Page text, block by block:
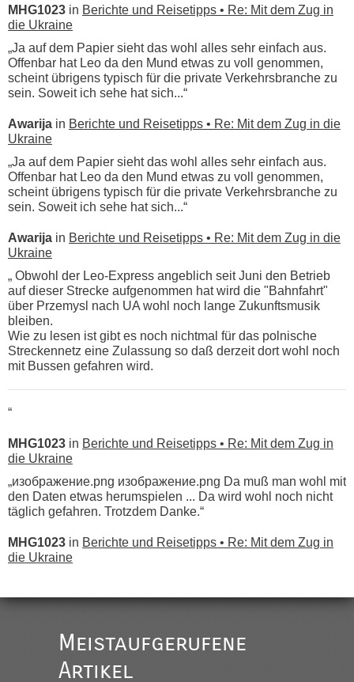
MHG1023 in Berichte und Reisetipps • Re: Mit dem Zug in
die Ukraine
„Ja auf dem Papier sieht das wohl alles sehr einfach aus.
Offenbar hat Leo da den Mund etwas zu voll genommen,
scheint übrigens typisch für die private Verkehrsbranche zu
sein. Soweit ich sehe hat sich...“
Awarija in Berichte und Reisetipps • Re: Mit dem Zug in die
Ukraine
„Ja auf dem Papier sieht das wohl alles sehr einfach aus.
Offenbar hat Leo da den Mund etwas zu voll genommen,
scheint übrigens typisch für die private Verkehrsbranche zu
sein. Soweit ich sehe hat sich...“
Awarija in Berichte und Reisetipps • Re: Mit dem Zug in die
Ukraine
„ Obwohl der Leo-Express angeblich seit Juni den Betrieb
auf dieser Strecke aufgenommen hat wird die "Bahnfahrt"
über Przemysl nach UA wohl noch lange Zukunftsmusik
bleiben.
Wie zu lesen ist gibt es noch nichtmal für das polnische
Streckennetz eine Zulassung so daß derzeit dort wohl noch
mit Bussen gefahren wird.
“
MHG1023 in Berichte und Reisetipps • Re: Mit dem Zug in
die Ukraine
„изображение.png изображение.png Da muß man wohl mit
den Daten etwas herumspielen ... Da wird wohl noch nicht
täglich gefahren. Trotzdem Danke.“
MHG1023 in Berichte und Reisetipps • Re: Mit dem Zug in
die Ukraine
Ist korrekt, aber ich finde man hätte trotzdem im Text gleich
darauf hinweisen können.
War aber nicht "böse" gemeint ...
Meistaufgerufene
Artikel